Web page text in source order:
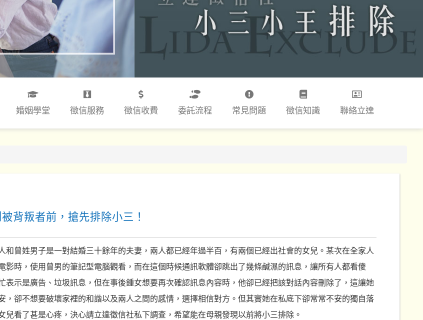
婚姻學堂 徵信服務 徵信收費 委託流程 常見問題 徵信知識 聯絡立達
背叛者前，搶先排除小三！
和曾姓男子是一對結婚三十餘年的夫妻，兩人都已經年過半百，有兩個已經出社會的女兒。某次在全家人
影時，使用曾男的筆記型電腦觀看，而在這個時候通訊軟體卻跳出了幾條鹹濕的訊息，讓所有人都看傻
表示是廣告、垃圾訊息，但在事後鍾女想要再次確認訊息內容時，他卻已經把該對話內容刪除了，這讓她
，卻不想要破壞家裡的和諧以及兩人之間的感情，選擇相信對方。但其實她在私底下卻常常不安的獨自落
兒看了甚是心疼，決心請立達徵信社私下調查，希望能在母親發現以前將小三排除。